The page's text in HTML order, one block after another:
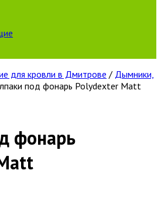
для кровли в Дмитрове / Дымники,
под фонарь Polydexter Matt
фонарь